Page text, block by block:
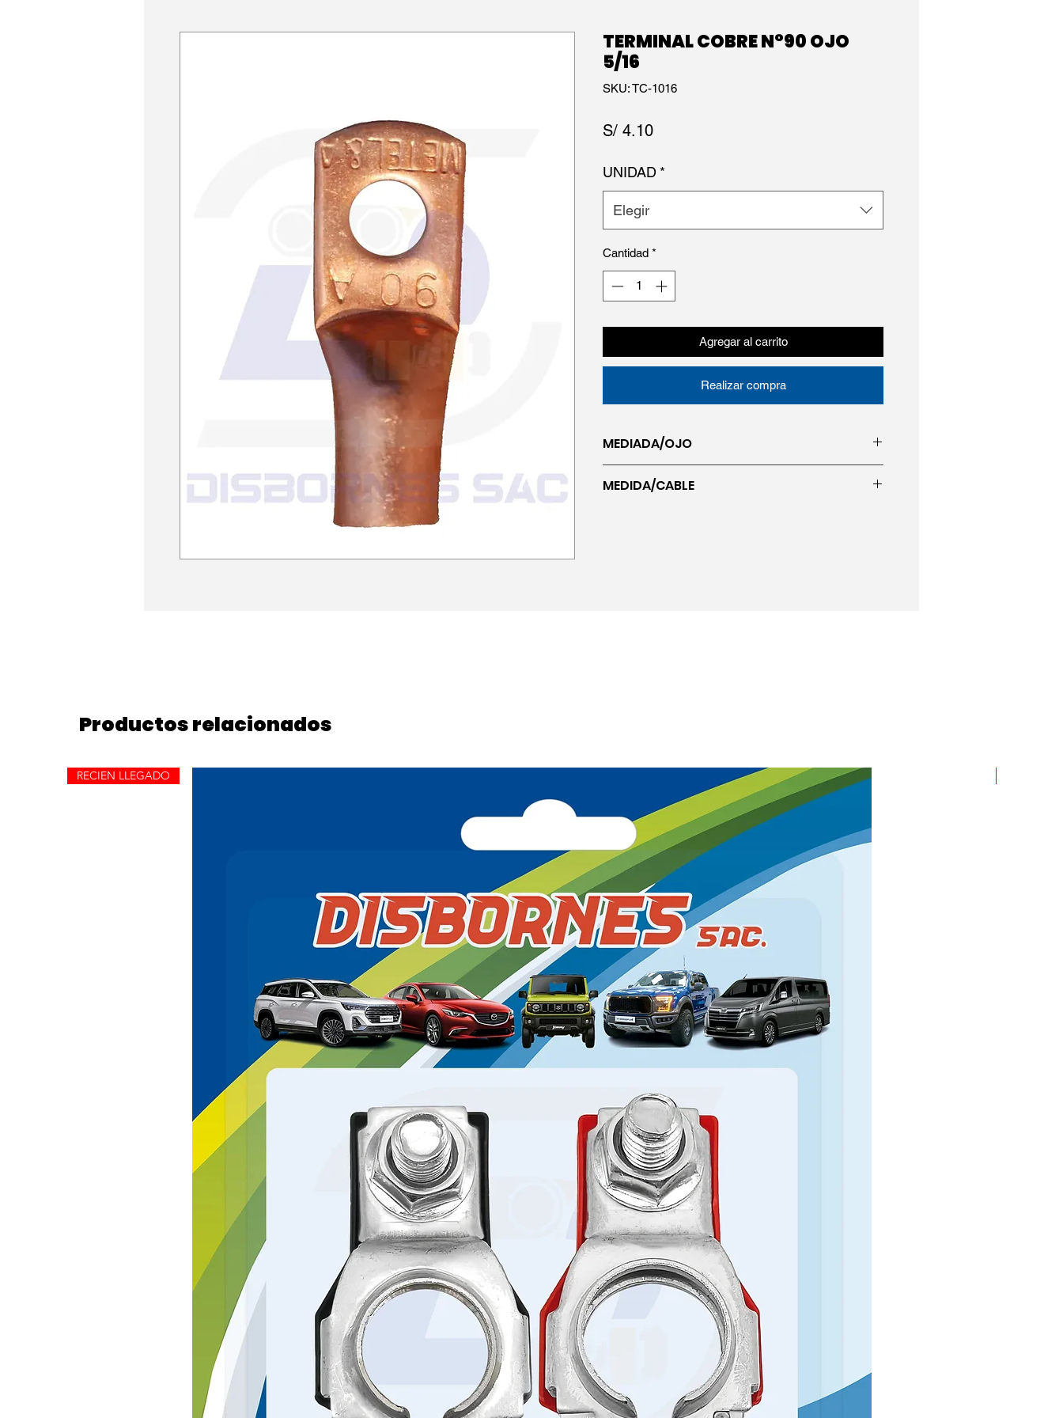
TERMINAL COBRE N°90 OJO
5/16
SKU: TC-1016
S/ 4.10Precio
UNIDAD *
Elegir
Cantidad *
Agregar al carrito
Realizar compra
MEDIADA/OJO
MEDIDA/CABLE
Productos relacionados
RECIEN LLEGADO